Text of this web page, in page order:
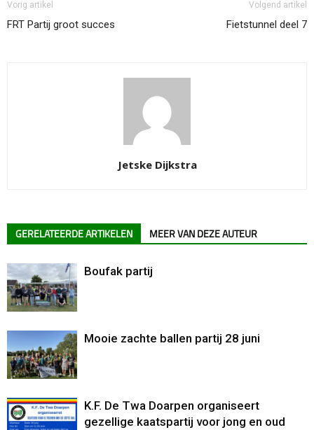
Vorig artikel
FRT Partij groot succes
Volgend artikel
Fietstunnel deel 7
Jetske Dijkstra
GERELATEERDE ARTIKELEN MEER VAN DEZE AUTEUR
Boufak partij
Mooie zachte ballen partij 28 juni
K.F. De Twa Doarpen organiseert
gezellige kaatspartij voor jong en oud